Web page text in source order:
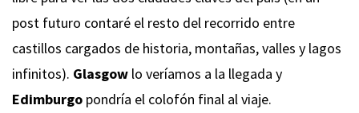
post futuro contaré el resto del recorrido entre
castillos cargados de historia, montañas, valles y lagos
infinitos). Glasgow lo veríamos a la llegada y
Edimburgo pondría el colofón final al viaje.